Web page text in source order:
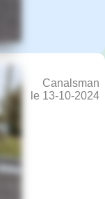
Canalsman
le 13-10-2024